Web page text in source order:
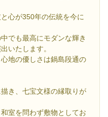
心が350年の伝統を今に
でも最高にモダンな輝き
いたします。
地の優しさは鍋島段通の
き、七宝文様の縁取りが
室を問わず敷物としてお